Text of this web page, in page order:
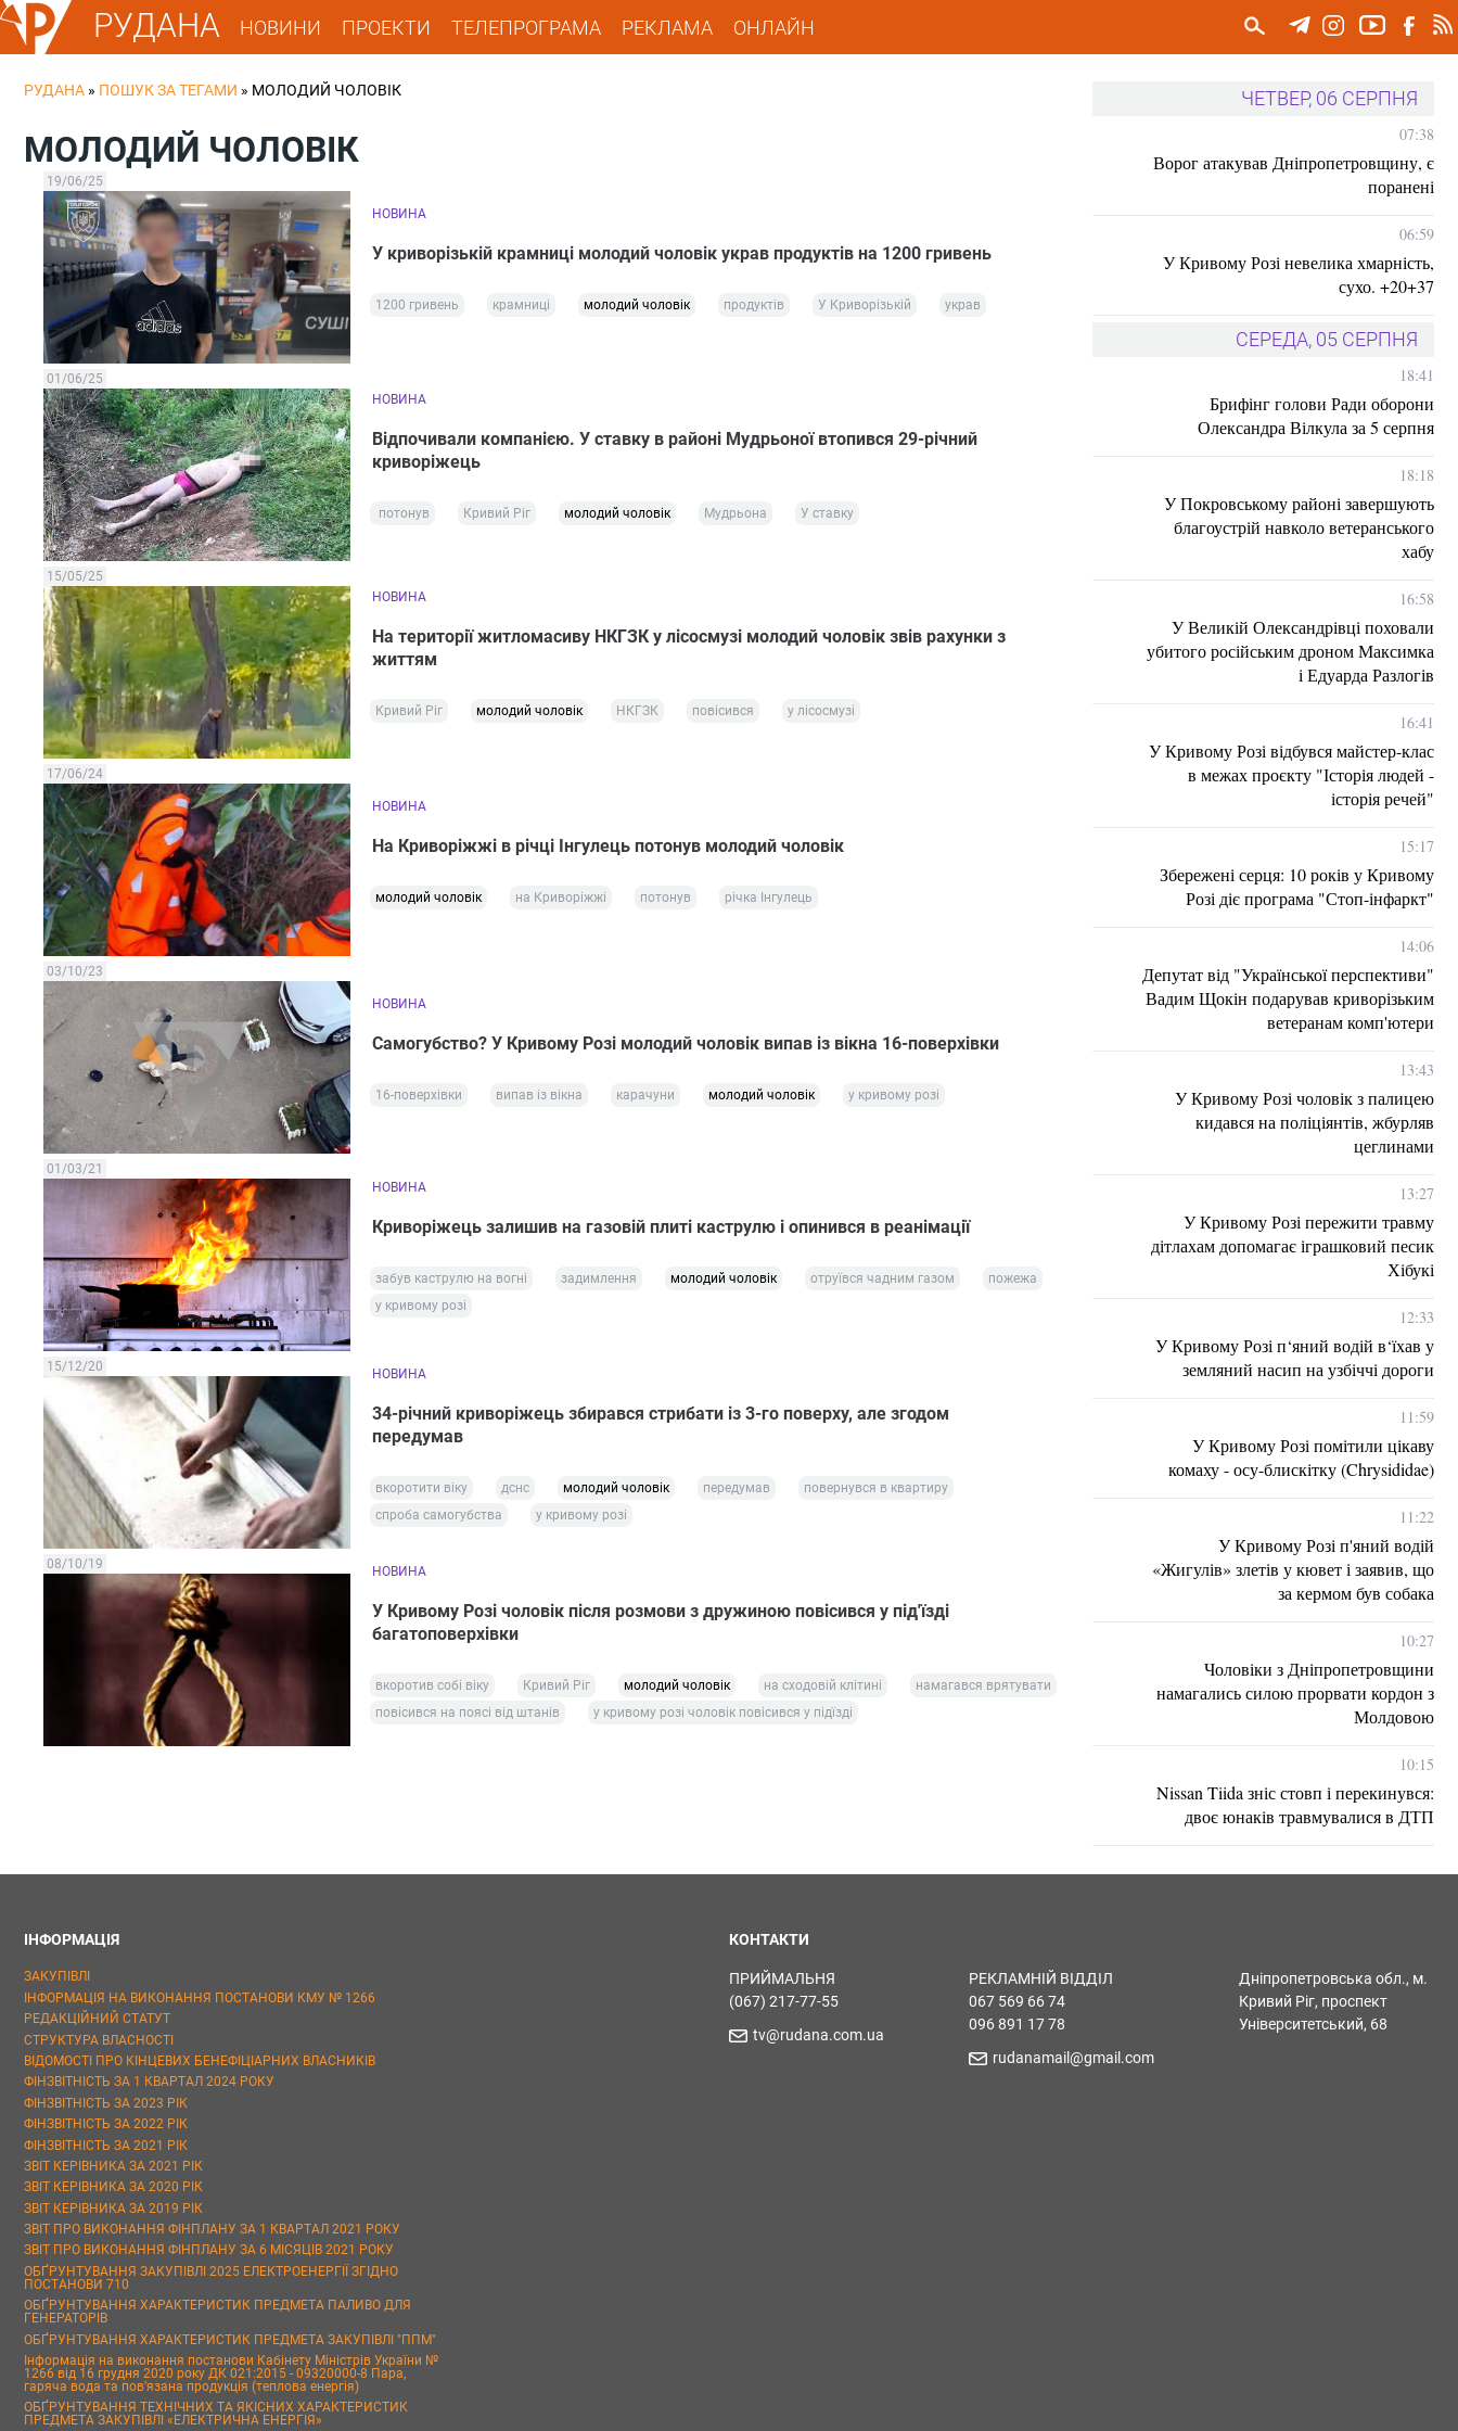
РУДАНА НОВИНИ ПРОЕКТИ ТЕЛЕПРОГРАМА РЕКЛАМА ОНЛАЙН
РУДАНА » ПОШУК ЗА ТЕГАМИ » МОЛОДИЙ ЧОЛОВІК
МОЛОДИЙ ЧОЛОВІК
19/06/25
НОВИНА
У криворізькій крамниці молодий чоловік украв продуктів на 1200 гривень
1200 гривень крамниці молодий чоловік продуктів У Криворізькій украв
01/06/25
НОВИНА
Відпочивали компанією. У ставку в районі Мудрьоної втопився 29-річний
криворіжець
потонув Кривий Ріг молодий чоловік Мудрьона У ставку
15/05/25
НОВИНА
На території житломасиву НКГЗК у лісосмузі молодий чоловік звів рахунки з
життям
Кривий Ріг молодий чоловік НКГЗК повісився у лісосмузі
17/06/24
НОВИНА
На Криворіжжі в річці Інгулець потонув молодий чоловік
молодий чоловік на Криворіжжі потонув річка Інгулець
03/10/23
НОВИНА
Самогубство? У Кривому Розі молодий чоловік випав із вікна 16-поверхівки
16-поверхівки випав із вікна карачуни молодий чоловік у кривому розі
01/03/21
НОВИНА
Криворіжець залишив на газовій плиті каструлю і опинився в реанімації
забув каструлю на вогні задимлення молодий чоловік отруївся чадним газом
пожежа
у кривому розі
15/12/20 НОВИНА
34-річний криворіжець збирався стрибати із 3-го поверху, але згодом
передумав
вкоротити віку дснс молодий чоловік передумав
повернувся в квартиру
спроба самогубства
у кривому розі
08/10/19 НОВИНА
У Кривому Розі чоловік після розмови з дружиною повісився у під'їзді
багатоповерхівки
вкоротив собі віку Кривий Ріг молодий чоловік на сходовій клітині
намагався врятувати
повісився на поясі від штанів
у кривому розі чоловік повісився у підїзді
ЧЕТВЕР, 06 СЕРПНЯ
07:38
Ворог атакував Дніпропетровщину, є
поранені
06:59
У Кривому Розі невелика хмарність,
сухо. +20+37
СЕРЕДА, 05 СЕРПНЯ
18:41
Брифінг голови Ради оборони
Олександра Вілкула за 5 серпня
18:18
У Покровському районі завершують
благоустрій навколо ветеранського
хабу
16:58
У Великій Олександрівці поховали
убитого російським дроном Максимка
і Едуарда Разлогів
16:41
У Кривому Розі відбувся майстер-клас
в межах проєкту "Історія людей -
історія речей"
15:17
Збережені серця: 10 років у Кривому
Розі діє програма "Стоп-інфаркт"
14:06
Депутат від "Української перспективи"
Вадим Щокін подарував криворізьким
ветеранам комп'ютери
13:43
У Кривому Розі чоловік з палицею
кидався на поліціянтів, жбурляв
цеглинами
13:27
У Кривому Розі пережити травму
дітлахам допомагає іграшковий песик
Хібукі
12:33
У Кривому Розі п‘яний водій в‘їхав у
земляний насип на узбіччі дороги
11:59
У Кривому Розі помітили цікаву
комаху - осу-блискітку (Chrysididae)
11:22
У Кривому Розі п'яний водій
«Жигулів» злетів у кювет і заявив, що
за кермом був собака
10:27
Чоловіки з Дніпропетровщини
намагались силою прорвати кордон з
Молдовою
10:15
Nissan Tiida зніс стовп і перекинувся:
двоє юнаків травмувалися в ДТП
ІНФОРМАЦІЯ
ЗАКУПІВЛІ
ІНФОРМАЦІЯ НА ВИКОНАННЯ ПОСТАНОВИ КМУ № 1266
РЕДАКЦІЙНИЙ СТАТУТ
СТРУКТУРА ВЛАСНОСТІ
ВІДОМОСТІ ПРО КІНЦЕВИХ БЕНЕФІЦІАРНИХ ВЛАСНИКІВ
ФІНЗВІТНІСТЬ ЗА 1 КВАРТАЛ 2024 РОКУ
ФІНЗВІТНІСТЬ ЗА 2023 РІК
ФІНЗВІТНІСТЬ ЗА 2022 РІК
ФІНЗВІТНІСТЬ ЗА 2021 РІК
ЗВІТ КЕРІВНИКА ЗА 2021 РІК
ЗВІТ КЕРІВНИКА ЗА 2020 РІК
ЗВІТ КЕРІВНИКА ЗА 2019 РІК
ЗВІТ ПРО ВИКОНАННЯ ФІНПЛАНУ ЗА 1 КВАРТАЛ 2021 РОКУ
ЗВІТ ПРО ВИКОНАННЯ ФІНПЛАНУ ЗА 6 МІСЯЦІВ 2021 РОКУ
ОБҐРУНТУВАННЯ ЗАКУПІВЛІ 2025 ЕЛЕКТРОЕНЕРГІЇ ЗГІДНО
ПОСТАНОВИ 710
ОБҐРУНТУВАННЯ ХАРАКТЕРИСТИК ПРЕДМЕТА ПАЛИВО ДЛЯ
ГЕНЕРАТОРІВ
ОБҐРУНТУВАННЯ ХАРАКТЕРИСТИК ПРЕДМЕТА ЗАКУПІВЛІ "ППМ"
Інформація на виконання постанови Кабінету Міністрів України №
1266 від 16 грудня 2020 року ДК 021:2015 - 09320000-8 Пара,
гаряча вода та пов’язана продукція (теплова енергія)
ОБҐРУНТУВАННЯ ТЕХНІЧНИХ ТА ЯКІСНИХ ХАРАКТЕРИСТИК
ПРЕДМЕТА ЗАКУПІВЛІ «ЕЛЕКТРИЧНА ЕНЕРГІЯ»
КОНТАКТИ
ПРИЙМАЛЬНЯ
(067) 217-77-55
tv@rudana.com.ua
РЕКЛАМНІЙ ВІДДІЛ
067 569 66 74
096 891 17 78
rudanamail@gmail.com
Дніпропетровська обл., м.
Кривий Ріг, проспект
Університетський, 68